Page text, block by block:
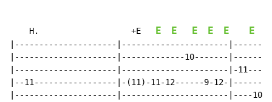
    H.                   +E
E E E E E E
|---------------------|----------------------
|---------------------|-------------10-------
|---------------------|----------------------|-
|--11-----------------|-(11)-11-12------9-12-
|---------------------|----------------------|----